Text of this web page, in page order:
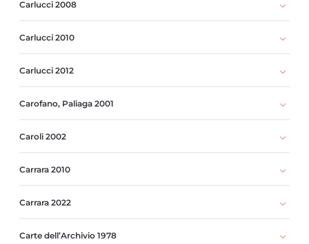
Carlucci 2008
Carlucci 2010
Carlucci 2012
Carofano, Paliaga 2001
Caroli 2002
Carrara 2010
Carrara 2022
Carte dell’Archivio 1978